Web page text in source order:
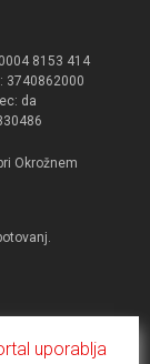
8153 414
3740862000
da
Okrožnem
uporablja